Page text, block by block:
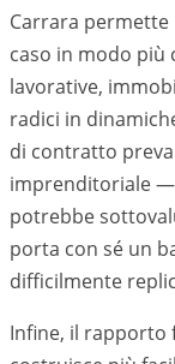
Carrara permette
caso in modo più
lavorative,
radici in
di contratto
imprenditoriale
potrebbe
porta con sé un
difficilmente
Infine, il rapporto